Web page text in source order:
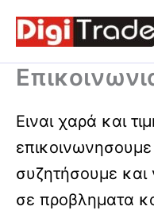
στο
περιεχόμενο
Ειναι χαρά και
συζητήσουμε και
σε προβληματα